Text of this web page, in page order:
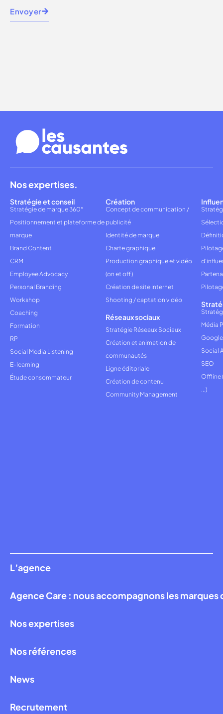
Envoyer
L’agence
Agence Care : nous accompagnons les
Nos expertises
Nos références
News
Recrutement
Nos expertises.
Stratégie et conseil
Stratégie de marque 360°
Positionnement et plateforme de
marque
Brand Content
CRM
Employee Advocacy
Personal Branding
Workshop
Coaching
Formation
RP
Social Media Listening
E-learning
Étude consommateur
Création
Concept de communication /
publicité
Identité de marque
Charte graphique
Production graphique et vidéo
(on et off)
Création de site internet
Shooting / captation vidéo
Réseaux sociaux
Stratégie Réseaux Sociaux
Création et animation de
communautés
Ligne éditoriale
Création de contenu
Community Management
Média
Social
SEO
Offline
...)